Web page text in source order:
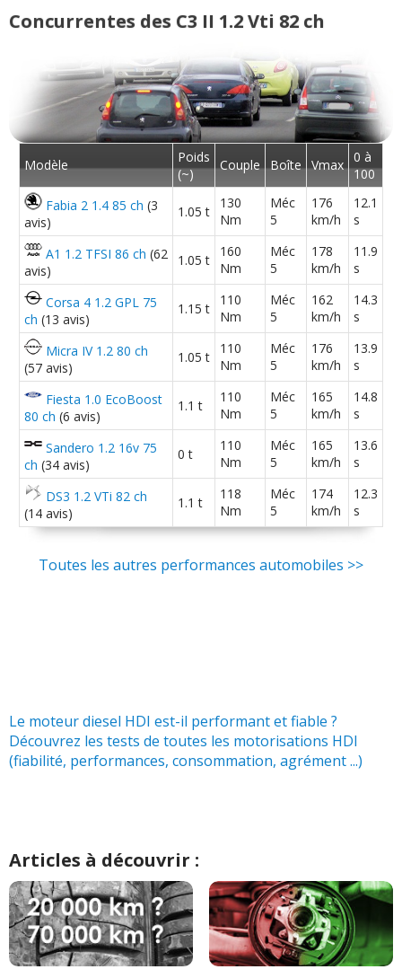
05/20
1.2 Vti 82 ch 5 vitesse 50000 km année
2014(0 )
10/20 1.2 VTi 82 ch(2 )
01/20
1.2 Vti 82 ch manuelle , 95000km ,
06/2016 ,(0 )
12/20 1.2 Vti 82 ch 60000 km(1 )
00/20 1.2 Vti 82 ch 162000 0
10/20 1.2 Vti 82 ch 111430 0
-- /20
1.2 Vti 82 ch boite mecanique /année
juin 201(0
09/20 1.2 Vti 82 ch 2016 )
15/20 1.2 Vti 82 ch 98000km (
1.2 VTi 82 ch
-- /20
)
1.2 VTi 82 ch 1000(0 )
Concurrentes des C3 II 1.2 Vti 82 ch
Modèle
Poids
(~)
Couple Boîte Vmax 0 à
100
Fabia 2 1.4 85 ch (3
avis)
1.05 t
130
Nm
Méc
5
176
km/h
12.1
s
A1 1.2 TFSI 86 ch (62
avis)
1.05 t
160
Nm
Méc
5
178
km/h
11.9
s
Corsa 4 1.2 GPL 75
ch (13 avis)
1.15 t
110
Nm
Méc
5
162
km/h
14.3
s
Micra IV 1.2 80 ch
(57 avis)
1.05 t
110
Nm
Méc
5
176
km/h
13.9
s
Fiesta 1.0 EcoBoost
80 ch (6 avis)
1.1 t
110
Nm
Méc
5
165
km/h
14.8
s
Sandero 1.2 16v 75
ch (34 avis)
0 t
110
Nm
Méc
5
165
km/h
13.6
s
DS3 1.2 VTi 82 ch
(14 avis)
1.1 t
118
Nm
Méc
5
174
km/h
12.3
s
Toutes les autres performances automobiles >>
Le moteur diesel HDI est-il performant et fiable ?
Découvrez les tests de toutes les motorisations HDI
(fiabilité, performances, consommation, agrément ...)
Articles à découvrir :